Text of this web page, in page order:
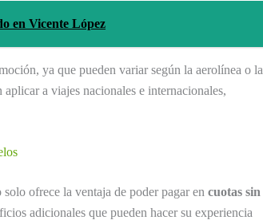
en Vicente López
ya que pueden variar según la aerolínea o la
a viajes nacionales e internacionales,
solo ofrece la ventaja de poder pagar en cuotas sin
adicionales que pueden hacer su experiencia